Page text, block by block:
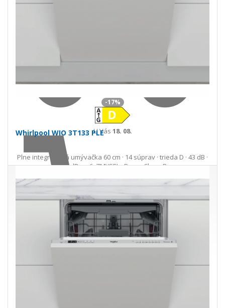
U Vás 18. 08.
-17%
Whirlpool WIO 3T133 PLE
Plne integrovaná umývačka 60 cm · 14 súprav · trieda D · 43 dB ·
NaturalDry · 6. ZMYSEL · PowerClean Pro
549,22 €665,23 €
do 14 prac. dní